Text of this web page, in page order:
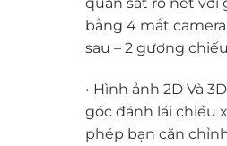
bằng 4 mắt
sau – 2 gương
• Hình ảnh 2D Và
góc đánh lái chiều
phép bạn căn